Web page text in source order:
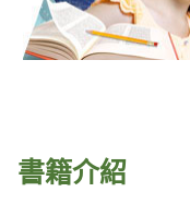
書籍介紹